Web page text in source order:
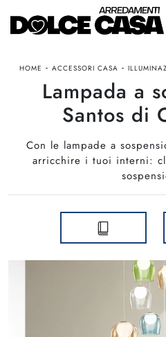
HOME - ACCESSORI CASA -
Lampada a
Santos di
Con le lampade a
arricchire i tuoi interni: